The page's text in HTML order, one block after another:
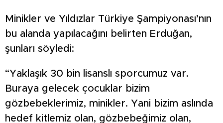
Minikler ve Yıldızlar Türkiye Şampiyonası’nın
bu alanda yapılacağını belirten Erduğan,
şunları söyledi:
“Yaklaşık 30 bin lisanslı sporcumuz var.
Buraya gelecek çocuklar bizim
gözbebeklerimiz, minikler. Yani bizim aslında
hedef kitlemiz olan, gözbebeğimiz olan,